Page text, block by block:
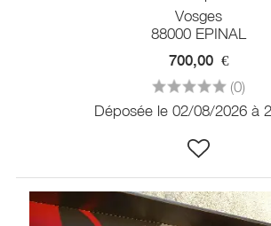
Vosges
88000 EPINAL
700,00 €
(0)
Déposée le 02/08/2026 à